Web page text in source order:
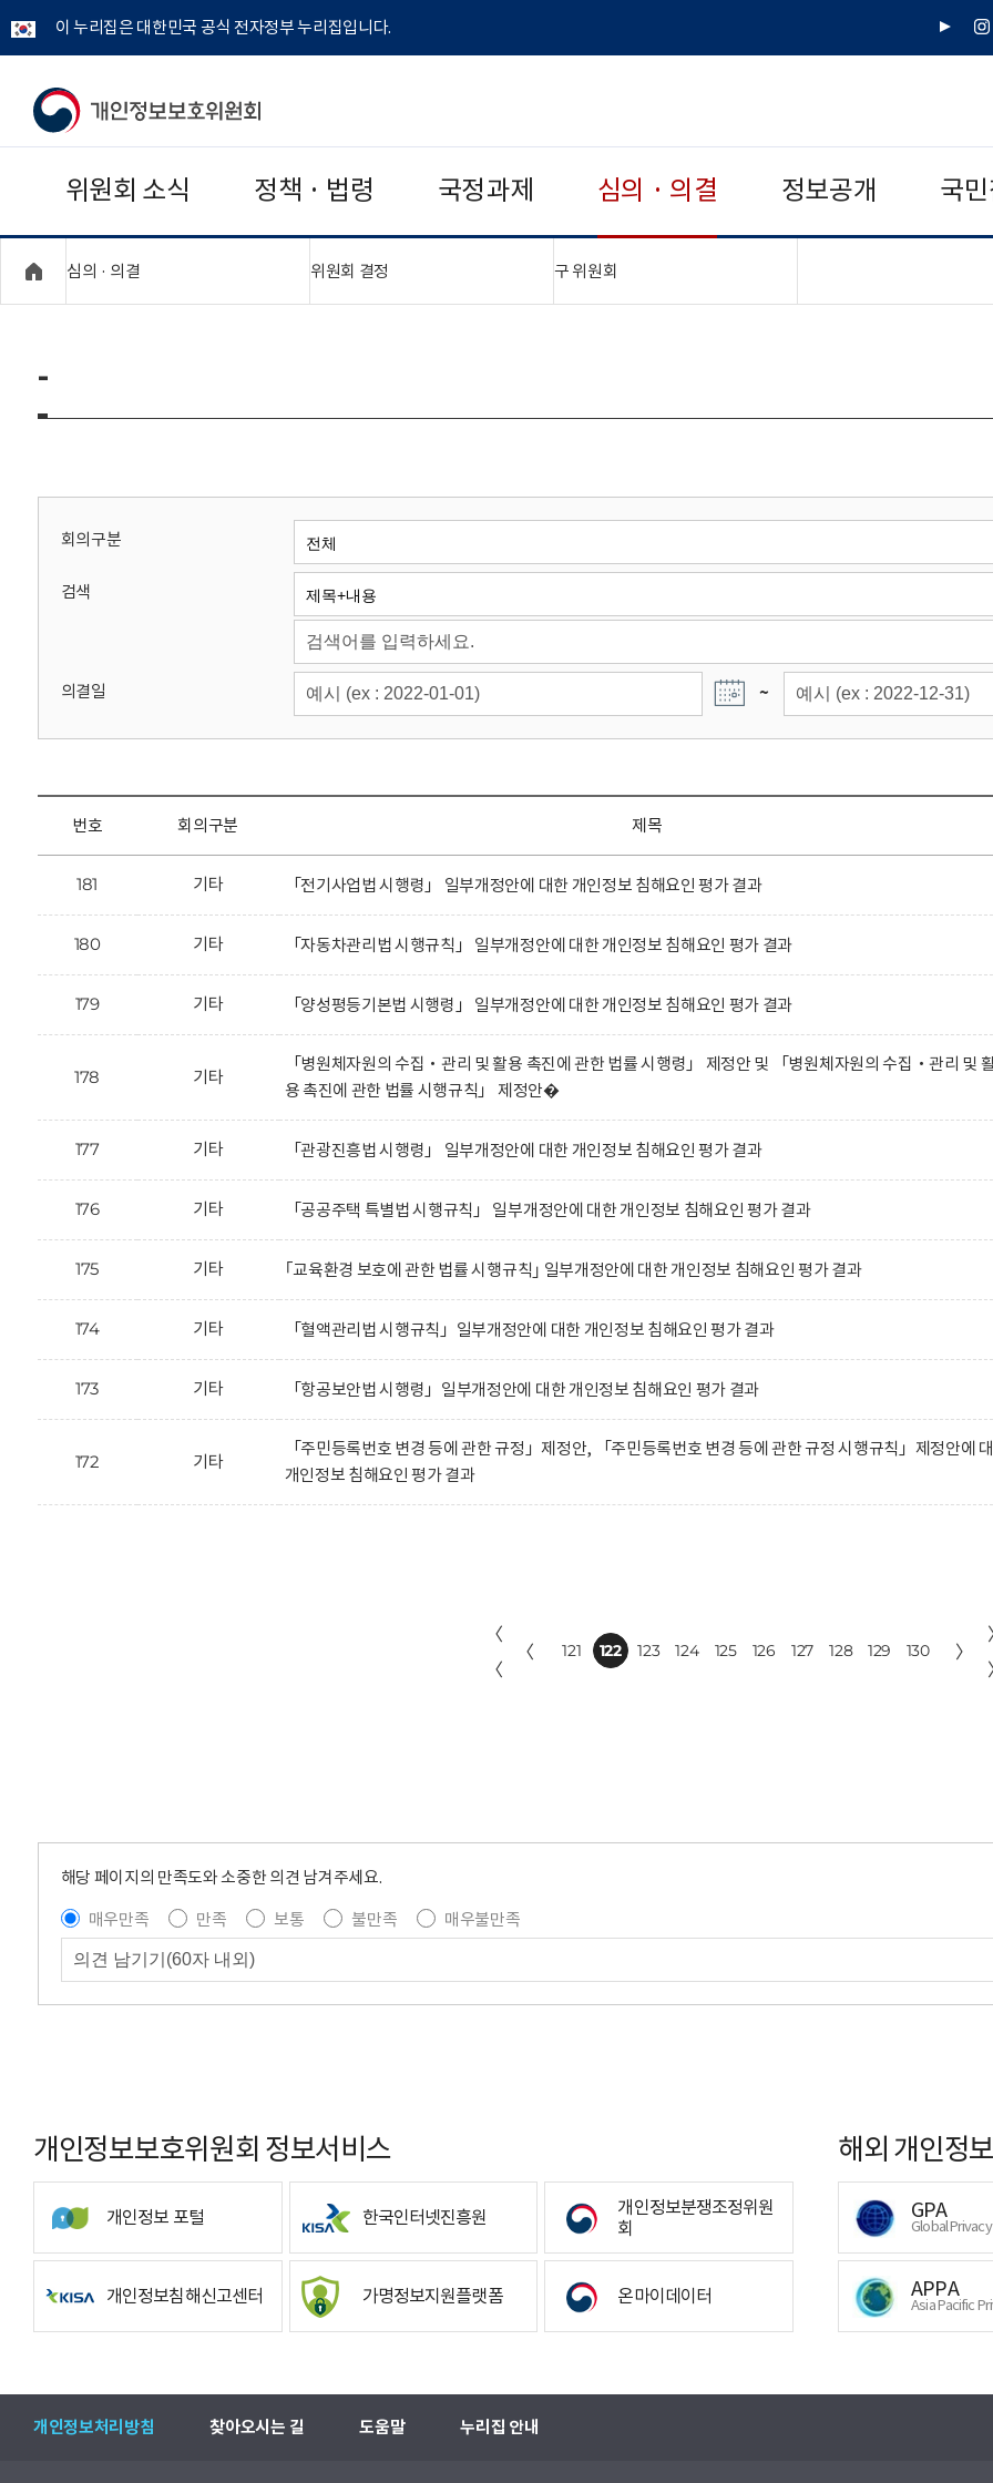
이 누리집은 대한민국 공식 전자정부 누리집입니다.
유
인
개
보
보
위
회
위원회 소식 정책 · 법령 국정과제 심의 · 의결 정보공개 국
심의 · 의결 위원회 결정 구 위원회
-
회의구분
검색
의결일 ~
번호 회의구분 제목
181 기타 「전기사업법 시행령」 일부개정안에 대한 개인정보 침해요인 평가 결과
180 기타 「자동차관리법 시행규칙」 일부개정안에 대한 개인정보 침해요인 평가 결과
179 기타 「양성평등기본법 시행령」 일부개정안에 대한 개인정보 침해요인 평가 결과
178 기타
「병원체자원의 수집‧관리 및 활용 촉진에 관한 법률 시행령」 제정안 및 「병원체자원의 수집‧관리 및
용 촉진에 관한 법률 시행규칙」 제정안�
177 기타 「관광진흥법 시행령」 일부개정안에 대한 개인정보 침해요인 평가 결과
176 기타 「공공주택 특별법 시행규칙」 일부개정안에 대한 개인정보 침해요인 평가 결과
175 기타 ｢교육환경 보호에 관한 법률 시행규칙｣ 일부개정안에 대한 개인정보 침해요인 평가 결과
174 기타 「혈액관리법 시행규칙」일부개정안에 대한 개인정보 침해요인 평가 결과
173 기타 「항공보안법 시행령」일부개정안에 대한 개인정보 침해요인 평가 결과
172 기타
「주민등록번호 변경 등에 관한 규정」제정안, 「주민등록번호 변경 등에 관한 규정 시행규칙」제정안에
개인정보 침해요인 평가 결과
〈
〈
〈 121 122 123 124 125 126 127 128 129 130 〉
해당 페이지의 만족도와 소중한 의견 남겨주세요.
매우만족
만족 보통 불만족
매우불만족
개인정보보호위원회 정보서비스
개인정보 포털 한국인터넷진흥원
개인정보분쟁조정위원
회
개인정보침해신고센터 가명정보지원플랫폼 온마이데이터
해외 개인정
GPA
Global
APPA
Asia Pacific
개인정보처리방침 찾아오시는 길 도움말 누리집 안내